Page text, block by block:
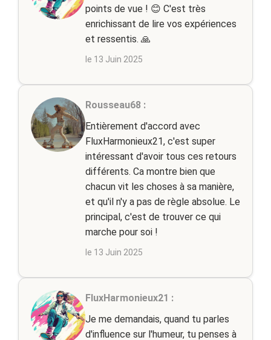
points de vue ! 😊 C'est très
enrichissant de lire vos expériences
et ressentis. 🙏
le 13 Juin 2025
Rousseau68 :
Entièrement d'accord avec
FluxHarmonieux21, c'est super
intéressant d'avoir tous ces retours
différents. Ca montre bien que
chacun vit les choses à sa manière,
et qu'il n'y a pas de règle absolue. Le
principal, c'est de trouver ce qui
marche pour soi !
le 13 Juin 2025
FluxHarmonieux21 :
Je me demandais, quand tu parles
d'influence sur l'humeur, tu penses à